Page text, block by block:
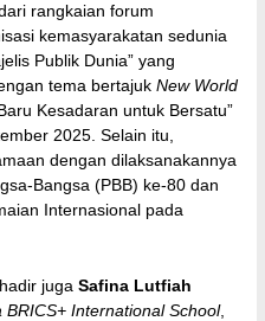
rangkaian forum
kemasyarakatan sedunia
Publik Dunia” yang
tema bertajukNew World
Kesadaran untuk Bersatu”
2025. Selain itu,
dengan dilaksanakannya
Bangsa (PBB) ke-80 dan
Internasional pada
jugaSafina Lutfiah
BRICS+ International School,